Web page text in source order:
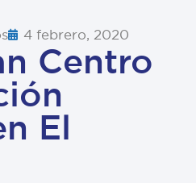
4 febrero, 2020
Centro
El